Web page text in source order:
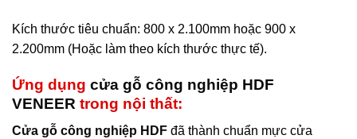
Kích thước tiêu chuẩn: 800 x 2.100mm hoặc 900 x
2.200mm (Hoặc làm theo kích thước thực tế).
Ứng dụng cửa gỗ công nghiệp HDF
VENEER trong nội thất:
Cửa gỗ công nghiệp HDF đã thành chuẩn mực cửa